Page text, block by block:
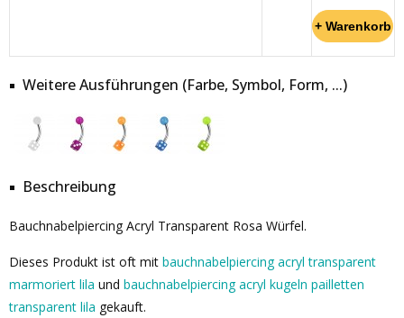
Weitere Ausführungen (Farbe, Symbol, Form, ...)
Beschreibung
Bauchnabelpiercing Acryl Transparent Rosa Würfel.
Dieses Produkt ist oft mit bauchnabelpiercing acryl transparent
marmoriert lila und bauchnabelpiercing acryl kugeln pailletten
transparent lila gekauft.